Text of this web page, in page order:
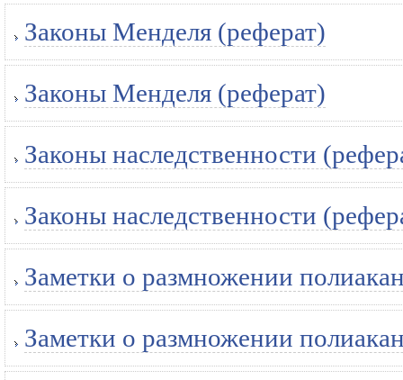
Законы Менделя (реферат)
Законы Менделя (реферат)
Законы наследственности
Законы наследственности
Заметки о размножении
Заметки о размножении